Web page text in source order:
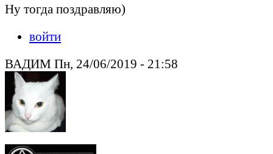
Ну тогда поздравляю)
войти
ВАДИМ Пн, 24/06/2019 - 21:58